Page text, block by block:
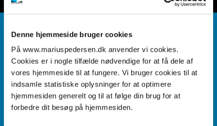
Denne hjemmeside bruger cookies
På www.mariuspedersen.dk anvender vi cookies.
Cookies er i nogle tilfælde nødvendige for at få dele af
vores hjemmeside til at fungere. Vi bruger cookies til at
indsamle statistiske oplysninger for at optimere
hjemmesiden generelt og til at følge din brug for at
forbedre dit besøg på hjemmesiden.
Affaldssortering er kærlighed til miljøet
Hos Marius Pedersen A/S håndterer vi dagligt betydelige
mængder affald. En vigtig del af vores arbejde er at sikre,
at så stor en andel som muligt bliver omdannet til nye,
cirkulære råvarer. Vi betragter affald som en værdifuld
ressource og som en central nøgle i den grønne